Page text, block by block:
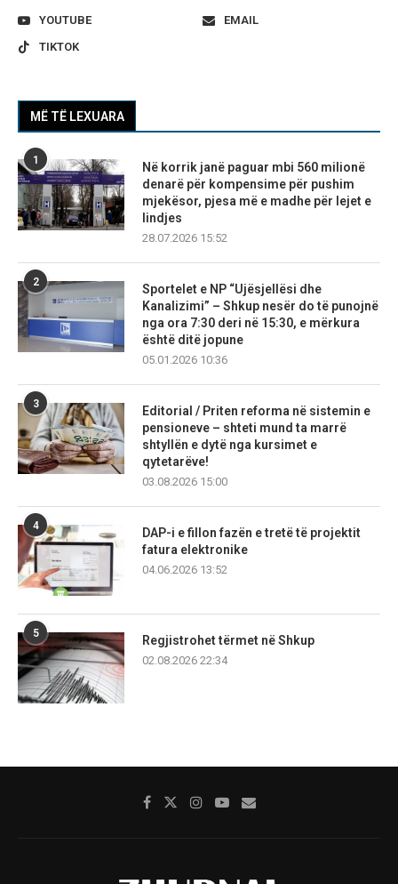
YOUTUBE
EMAIL
TIKTOK
MË TË LEXUARA
1
Në korrik janë paguar mbi 560 milionë
denarë për kompensime për pushim
mjekësor, pjesa më e madhe për lejet e
lindjes
28.07.2026 15:52
2
Sportelet e NP “Ujësjellësi dhe
Kanalizimi” – Shkup nesër do të punojnë
nga ora 7:30 deri në 15:30, e mërkura
është ditë jopune
05.01.2026 10:36
3
Editorial / Priten reforma në sistemin e
pensioneve – shteti mund ta marrë
shtyllën e dytë nga kursimet e
qytetarëve!
03.08.2026 15:00
4
DAP-i e fillon fazën e tretë të projektit
fatura elektronike
04.06.2026 13:52
5
Regjistrohet tërmet në Shkup
02.08.2026 22:34